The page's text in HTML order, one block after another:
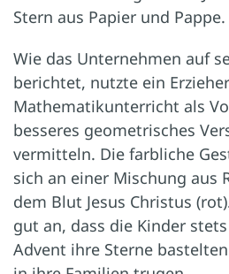
Stern aus Papier und Pappe.
Wie das Unternehmen auf
berichtet, nutzte ein
Mathematikunterricht als
besseres geometrisches
vermitteln. Die farbliche
sich an einer Mischung aus
dem Blut Jesus Christus
gut an, dass die Kinder
Advent ihre Sterne